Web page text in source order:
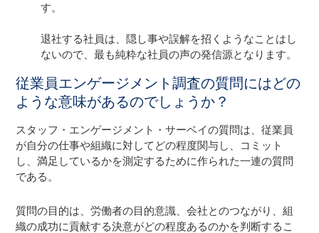
す。
退社する社員は、隠し事や誤解を招くようなことはし
ないので、最も純粋な社員の声の発信源となります。
従業員エンゲージメント調査の質問にはどの
ような意味があるのでしょうか？
スタッフ・エンゲージメント・サーベイの質問は、従業員
が自分の仕事や組織に対してどの程度関与し、コミット
し、満足しているかを測定するために作られた一連の質問
である。
質問の目的は、労働者の目的意識、会社とのつながり、組
織の成功に貢献する決意がどの程度あるのかを判断するこ